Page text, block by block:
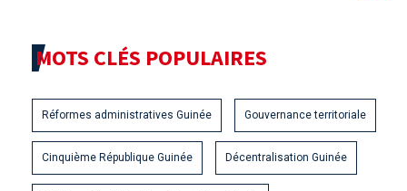
MOTS CLÉS POPULAIRES
Réformes administratives Guinée Gouvernance territoriale
Cinquième République Guinée Décentralisation Guinée